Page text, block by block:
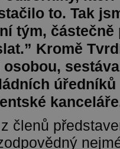
to. Tak
tým, částečně
Kromě
úředníků
členů